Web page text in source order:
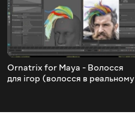
Ornatrix for Maya - Волосся
для ігор (волосся в реальному